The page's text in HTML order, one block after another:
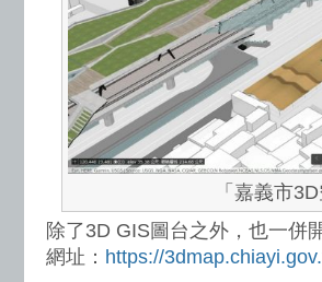
「嘉義市
除了3D GIS圖台之外，也一併
網址： https://